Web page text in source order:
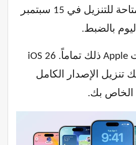
البرنامج ستكون متاحة للتنزيل في 15 سبتمبر
بالضبط.
وكما وعدت، فعلت Apple ذلك تماماً. iOS 26
تنزيل الإصدار الكامل